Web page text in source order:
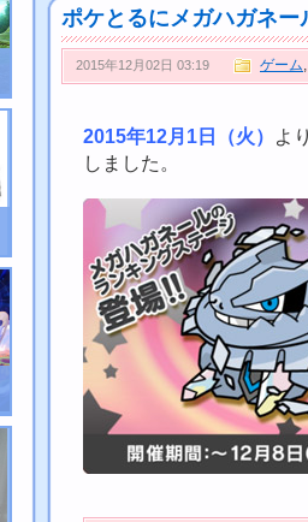
ポケとるにメガハガネ
2015年12月02日 03:19 ゲーム
2015年12月1日（火）
よ
しました。